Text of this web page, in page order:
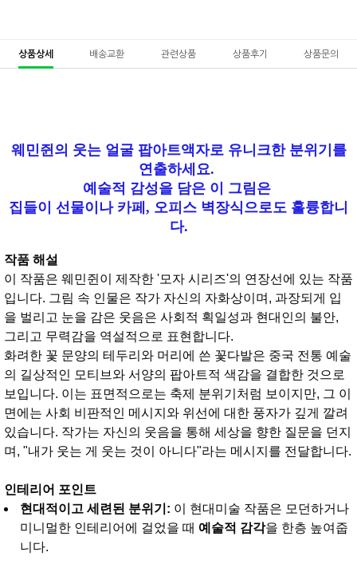
상품상세 배송교환 관련상품 상품후기 상품문의
웨민쥔의 웃는 얼굴 팝아트액자로 유니크한 분위기 를
연출하세요.
예술적 감성을 담은 이 그림은
집들이 선물이나 카페, 오피스 벽장식으로도 훌륭합니
다.
작품 해설
이 작품은 웨민쥔이 제작한 '모자 시리즈'의 연장선에 있는 작품
입니다. 그림 속 인물은 작가 자신의 자화상이며, 과장되게 입
을 벌리고 눈을 감은 웃음은 사회적 획일성과 현대인의 불안,
그리고 무력감을 역설적으로 표현합니다.
화려한 꽃 문양의 테두리와 머리에 쓴 꽃다발은 중국 전통 예술
의 길상적인 모티브와 서양의 팝아트적 색감을 결합한 것으로
보입니다. 이는 표면적으로는 축제 분위기처럼 보이지만, 그 이
면에는 사회 비판적인 메시지와 위선에 대한 풍자가 깊게 깔려
있습니다. 작가는 자신의 웃음을 통해 세상을 향한 질문을 던지
며, "내가 웃는 게 웃는 것이 아니다"라는 메시지를 전달합니다.
인테리어 포인트
현대적이고 세련된 분위기: 이 현대미술 작품은 모던하거나
미니멀한 인테리어에 걸었을 때 예술적 감각을 한층 높여줍
니다.